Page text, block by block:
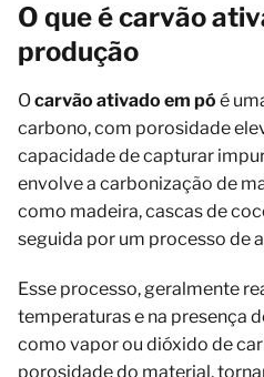
O que é carvão
produção
Ocarvão ativado em pó é
carbono, com porosidade
capacidade de capturar
envolve a carbonização de
como madeira, cascas de
seguida por um processo de
Esse processo, geralmente
temperaturas e na presença
como vapor ou dióxido de
porosidade do material,